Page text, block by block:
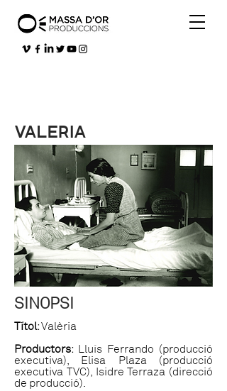
VALERIA
Títol: Valèria
Productors: Lluís Ferrando (producció
executiva), Elisa Plaza (producció
executiva TVC), Isidre Terraza (direcció
de producció).
SINOPSI